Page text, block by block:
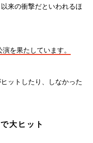
来の衝撃だといわれるほ
を果たしています。
ットしたり、しなかった
大ヒット